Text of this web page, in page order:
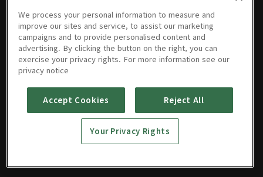
영화 예고편 & 클립
뷰티풀차
We process your personal information to measure and
improve our sites and service, to assist our marketing
campaigns and to provide personalised content and
advertising. By clicking the button on the right, you can
exercise your privacy rights. For more information see our
privacy notice
Accept Cookies Reject All
Your Privacy Rights